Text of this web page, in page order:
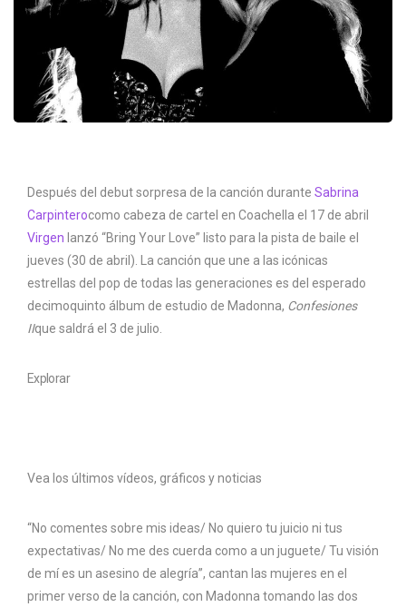
Después del debut sorpresa de la canción durante Sabrina
Carpinterocomo cabeza de cartel en Coachella el 17 de abril
Virgen lanzó “Bring Your Love” listo para la pista de baile el
jueves (30 de abril). La canción que une a las icónicas
estrellas del pop de todas las generaciones es del esperado
decimoquinto álbum de estudio de Madonna, Confesiones
IIque saldrá el 3 de julio.
Explorar
Vea los últimos vídeos, gráficos y noticias
“No comentes sobre mis ideas/ No quiero tu juicio ni tus
expectativas/ No me des cuerda como a un juguete/ Tu visión
de mí es un asesino de alegría”, cantan las mujeres en el
primer verso de la canción, con Madonna tomando las dos